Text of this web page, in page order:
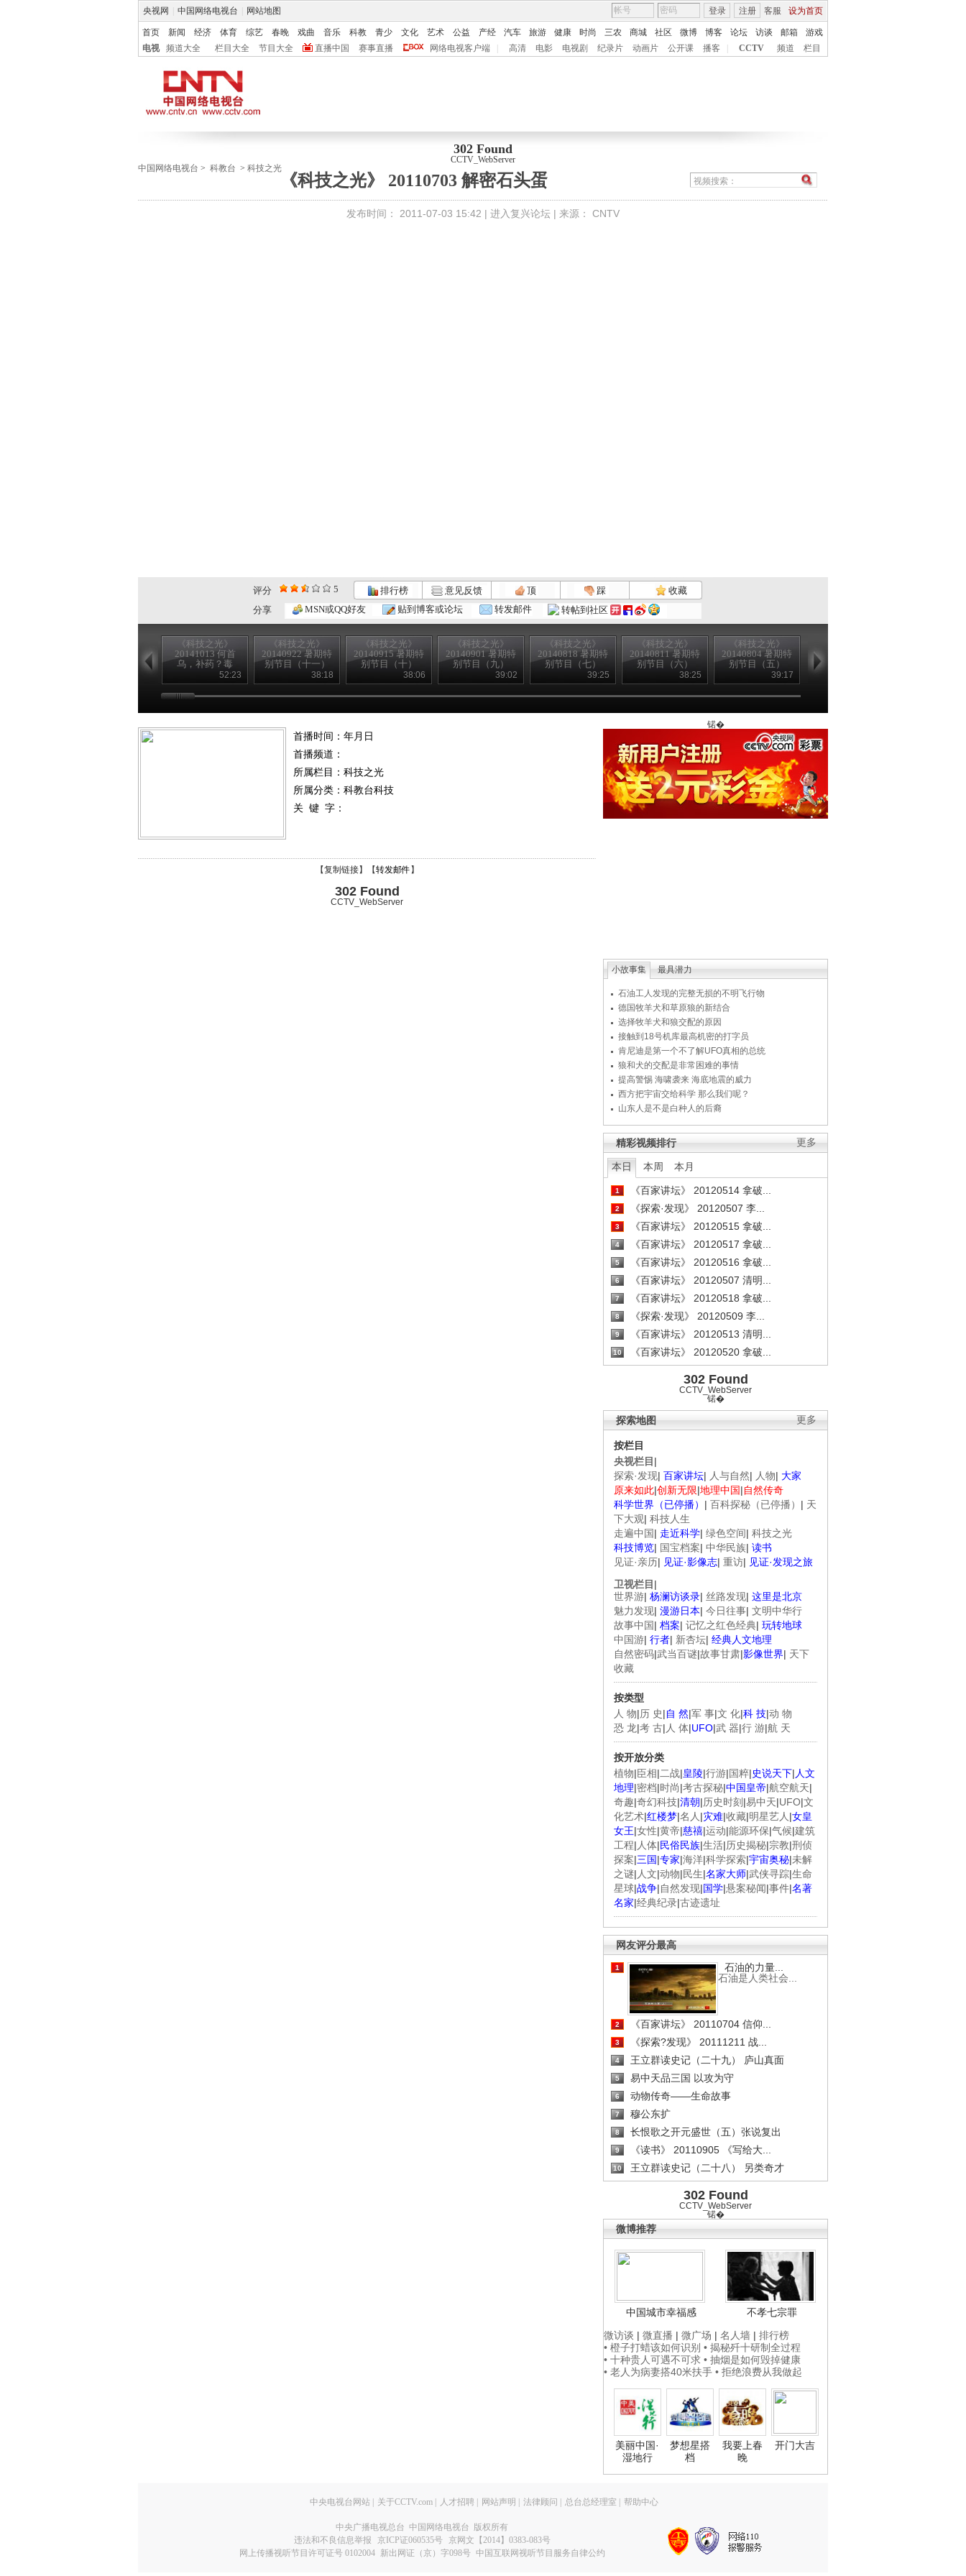
央视网 中国网络电视台 网站地图 客服 设为首页
登录 注册
首页 新闻 经济 体育 综艺 春晚 戏曲 音乐 科教 青少 文化 艺术 公益 产经 汽车 旅游 健康 时尚 三农 商城 社区 微博 博客 论坛 访谈 邮箱
游戏
电视
频道大全 栏目大全 节目大全 直播中国 赛事直播 网络电视客户端 高清 电影 电视剧 纪录片 动画片 公开课 播客 CCTV 频道 栏目
302 Found
CCTV_WebServer
中国网络电视台 > 科教台 > 科技之光
《科技之光》 20110703 解密石头蛋
发布时间： 2011-07-03 15:42 | 进入复兴论坛 | 来源： CNTV
评分 5 排行榜 意见反馈 顶 踩
收藏
分享
MSN或QQ好友 贴到博客或论坛 转发邮件 转帖到社区
《科技之光》
20141013 何首
乌，补药？毒
52:23
《科技之光》
20140922 暑期特
别节目（十一）
38:18
《科技之光》
20140915 暑期特
别节目（十）
38:06
《科技之光》
20140901 暑期特
别节目（九）
39:02
《科技之光》
20140818 暑期特
别节目（七）
39:25
《科技之光》
20140811 暑期特
别节目（六）
38:25
《科技之光》
20140804 暑期特
别节目（五）
39:17
20140728 暑期特
别节目（四）
首播时间：年月日
首播频道：
所属栏目： 科技之光
所属分类：科教台科技
关 键 字：
【复制链接】【转发邮件 】
302 Found
CCTV_WebServer
锘�
小故事集 最具潜力
石油工人发现的完整无损的不明飞行物
德国牧羊犬和草原狼的新结合
选择牧羊犬和狼交配的原因
接触到18号机库最高机密的打字员
肯尼迪是第一个不了解UFO真相的总统
狼和犬的交配是非常困难的事情
提高警惕 海啸袭来 海底地震的威力
西方把宇宙交给科学 那么我们呢？
山东人是不是白种人的后裔
更多
精彩视频排行
本日 本周 本月
1 《百家讲坛》 20120514 拿破...
2 《探索·发现》 20120507 李...
3 《百家讲坛》 20120515 拿破...
4 《百家讲坛》 20120517 拿破...
5 《百家讲坛》 20120516 拿破...
6 《百家讲坛》 20120507 清明...
7 《百家讲坛》 20120518 拿破...
8 《探索·发现》 20120509 李...
9 《百家讲坛》 20120513 清明...
10 《百家讲坛》 20120520 拿破...
302 Found
CCTV_WebServer
锘�
更多
探索地图
按栏目
央视栏目 |
探索·发现| 百家讲坛| 人与自然| 人物| 大家
原来如此|创新无限|地理中国|自然传奇
科学世界（已停播） | 百科探秘（已停播） | 天
下大观| 科技人生
走遍中国| 走近科学| 绿色空间| 科技之光
科技博览| 国宝档案| 中华民族| 读书
见证·亲历| 见证·影像志| 重访| 见证·发现之旅
卫视栏目 |
世界游| 杨澜访谈录| 丝路发现| 这里是北京
魅力发现| 漫游日本| 今日往事| 文明中华行
故事中国| 档案| 记忆之红色经典| 玩转地球
中国游| 行者| 新杏坛| 经典人文地理
自然密码|武当百谜|故事甘肃|影像世界| 天下
收藏
按类型
人 物|历 史|自 然|军 事|文 化|科 技|动 物
恐 龙|考 古| 人 体|UFO|武 器|行 游|航 天
按开放分类
植物|臣相|二战|皇陵|行游|国粹|史说天下| 人文
地理|密档|时尚|考古探秘|中国皇帝|航空航天|
奇趣|奇幻科技|清朝|历史时刻 |易中天|UFO|文
化艺术|红楼梦|名人 |灾难|收藏|明星艺人 |女皇
女王|女性|黄帝|慈禧|运动|能源环保|气候|建筑
工程| 人体|民俗民族|生活|历史揭秘|宗教|刑侦
探案|三国|专家|海洋|科学探索|宇宙奥秘|未解
之谜| 人文|动物|民生|名家大师|武侠寻踪|生命
星球|战争|自然发现|国学|悬案秘闻|事件|名著
名家|经典纪录|古迹遗址
网友评分最高
1
石油的力量...
石油是人类社会...
2 《百家讲坛》 20110704 信仰...
3 《探索?发现》 20111211 战...
4 王立群读史记（二十九） 庐山真面
5 易中天品三国 以攻为守
6 动物传奇——生命故事
7 穆公东扩
8 长恨歌之开元盛世（五）张说复出
9 《读书》 20110905 《写给大...
10 王立群读史记（二十八） 另类奇才
302 Found
CCTV_WebServer
锘�
微博推荐
中国城市幸福感
不孝七宗罪
微访谈 | 微直播 | 微广场 | 名人墙 | 排行榜
• 橙子打蜡该如何识别 • 揭秘歼十研制全过程
• 十种贵人可遇不可求 • 抽烟是如何毁掉健康
• 老人为病妻搭40米扶手 • 拒绝浪费从我做起
美丽中国·
湿地行
梦想星搭
档
我要上春
晚
开门大吉
中央电视台网站 关于CCTV.com 人才招聘 网站声明 法律顾问 总台总经理室 帮助中心
中央广播电视总台 中国网络电视台 版权所有
违法和不良信息举报
京ICP证060535号
京网文【2014】0383-083号
网上传播视听节目许可证号 0102004 新出网证（京）字098号 中国互联网视听节目服务自律公约